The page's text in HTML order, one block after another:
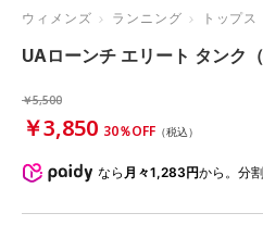
ウィメンズ ランニング トップス
UAローンチ エリート タンク
￥5,500
￥3,850 30％OFF （税込）
なら 月々1,283円から。分